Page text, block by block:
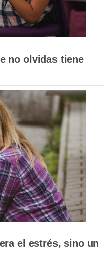
no olvidas tiene
el estrés, sino un